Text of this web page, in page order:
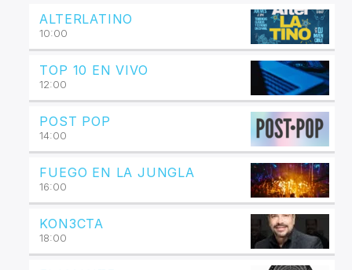
ALTERLATINO
10:00
TOP 10 EN VIVO
12:00
POST POP
14:00
FUEGO EN LA JUNGLA
16:00
KON3CTA
18:00